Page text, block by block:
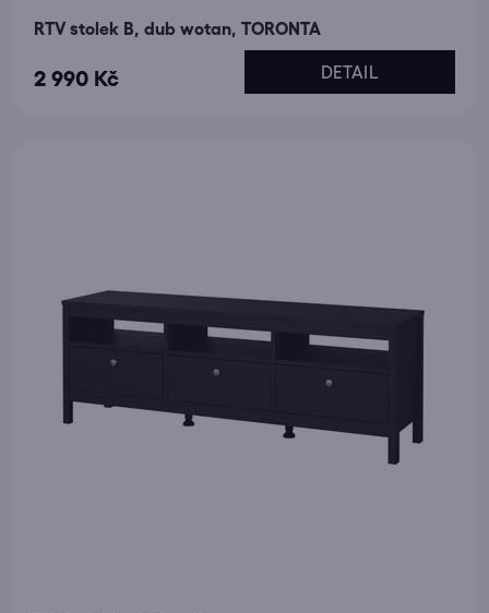
RTV stolek B, dub wotan, TORONTA
2 990 Kč DETAIL